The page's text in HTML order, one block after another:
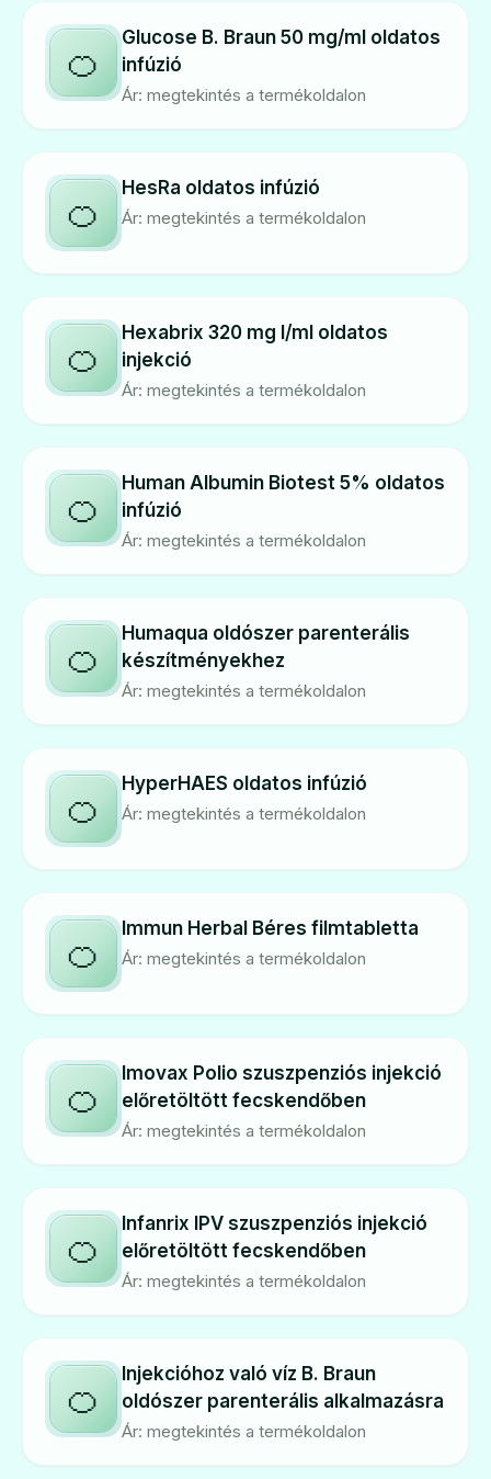
🍊
Glucose B. Braun 50 mg/ml oldatos
infúzió
Ár: megtekintés a termékoldalon
🍊
HesRa oldatos infúzió
Ár: megtekintés a termékoldalon
🍊
Hexabrix 320 mg l/ml oldatos
injekció
Ár: megtekintés a termékoldalon
🍊
Human Albumin Biotest 5% oldatos
infúzió
Ár: megtekintés a termékoldalon
🍊
Humaqua oldószer parenterális
készítményekhez
Ár: megtekintés a termékoldalon
🍊
HyperHAES oldatos infúzió
Ár: megtekintés a termékoldalon
🍊
Immun Herbal Béres filmtabletta
Ár: megtekintés a termékoldalon
🍊
Imovax Polio szuszpenziós injekció
előretöltött fecskendőben
Ár: megtekintés a termékoldalon
🍊
Infanrix IPV szuszpenziós injekció
előretöltött fecskendőben
Ár: megtekintés a termékoldalon
🍊
Injekcióhoz való víz B. Braun
oldószer parenterális alkalmazásra
Ár: megtekintés a termékoldalon